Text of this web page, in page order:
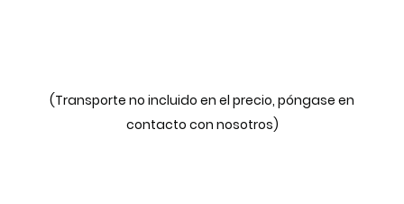
(Transporte no incluido en el precio, póngase en
contacto con nosotros)